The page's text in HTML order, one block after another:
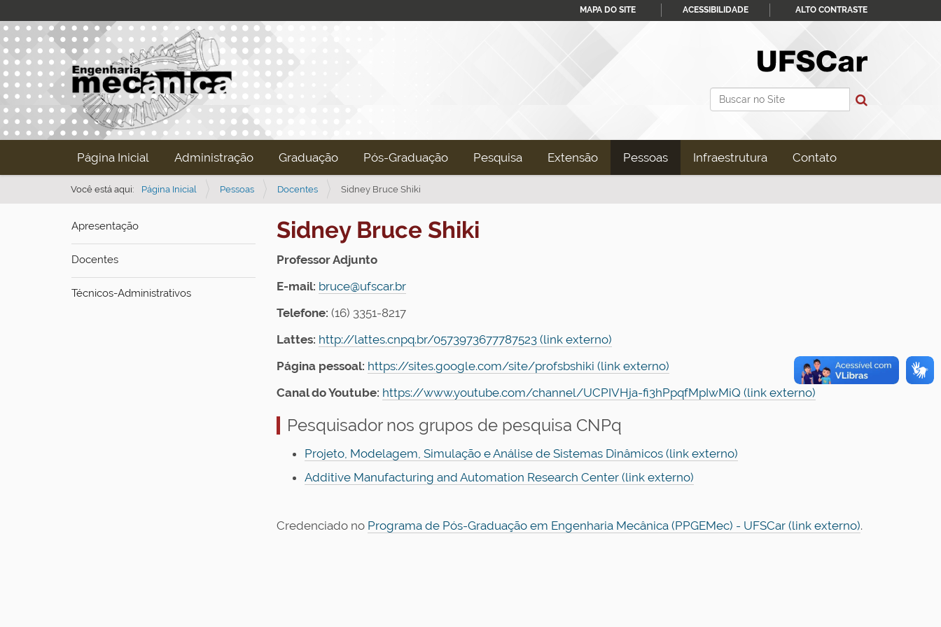
Busca
MAPA DO SITE ACESSIBILIDADE ALTO CONTRASTE
Página Inicial Administração Graduação Pós-Graduação Pesquisa Extensão Pessoas Infraestrutura Contato
Você está aqui: Página Inicial Pessoas Docentes Sidney Bruce Shiki
Apresentação
Docentes
Técnicos-Administrativos
Sidney Bruce Shiki
Professor Adjunto
E-mail: bruce@ufscar.br
Telefone: (16) 3351-8217
Lattes: http://lattes.cnpq.br/0573973677787523 (link externo)
Página pessoal: https://sites.google.com/site/profsbshiki (link externo)
Canal do Youtube: https://www.youtube.com/channel/UCPIVHja-fi3hPpqfMpIwMiQ (link externo)
Pesquisador nos grupos de pesquisa CNPq
Projeto, Modelagem, Simulação e Análise de Sistemas Dinâmicos (link externo)
Additive Manufacturing and Automation Research Center (link externo)
Credenciado no Programa de Pós-Graduação em Engenharia Mecânica (PPGEMec) - UFSCar (link externo).